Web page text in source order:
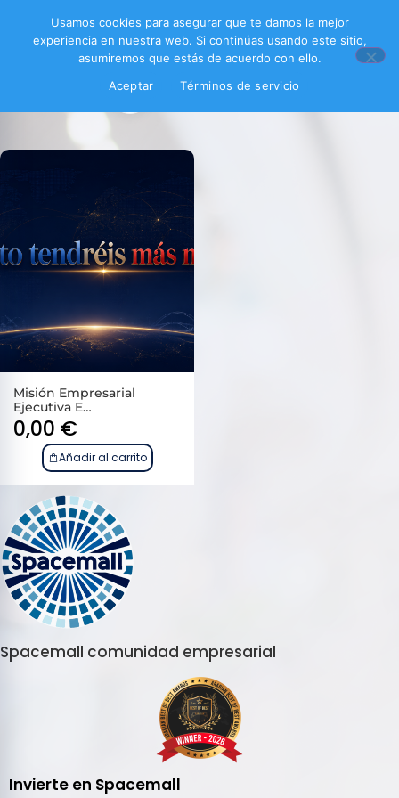
Misión Empresarial
Ejecutiva E…
0,00 €
Añadir al carrito
Spacemall comunidad empresarial
Invierte en Spacemall
Usamos cookies para asegurar que te damos la mejor
experiencia en nuestra web. Si continúas usando este sitio,
asumiremos que estás de acuerdo con ello.
Aceptar
Términos de servicio